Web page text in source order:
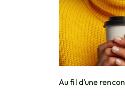
Au fil d’une